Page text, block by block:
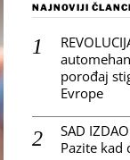
NAJNOVIJI ČLANCI
porođaj
Evrope
SAD
Pazite kad